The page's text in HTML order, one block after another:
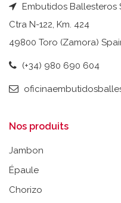
Embutidos Ballesteros
Ctra N-122, Km. 424
49800 Toro (Zamora)
(+34) 980 690 604
Nos produits
Jambon
Épaule
Chorizo